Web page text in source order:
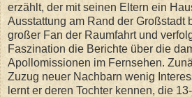
erzählt, der mit seinen Eltern ein
Ausstattung am Rand der Großstadt
großer Fan der Raumfahrt und
Faszination die Berichte über die
Apollomissionen im Fernsehen.
Zuzug neuer Nachbarn wenig
lernt er deren Tochter kennen, die